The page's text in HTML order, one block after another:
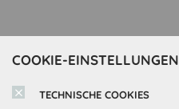
COOKIE-EINSTELLUNGEN
TECHNISCHE COOKIES